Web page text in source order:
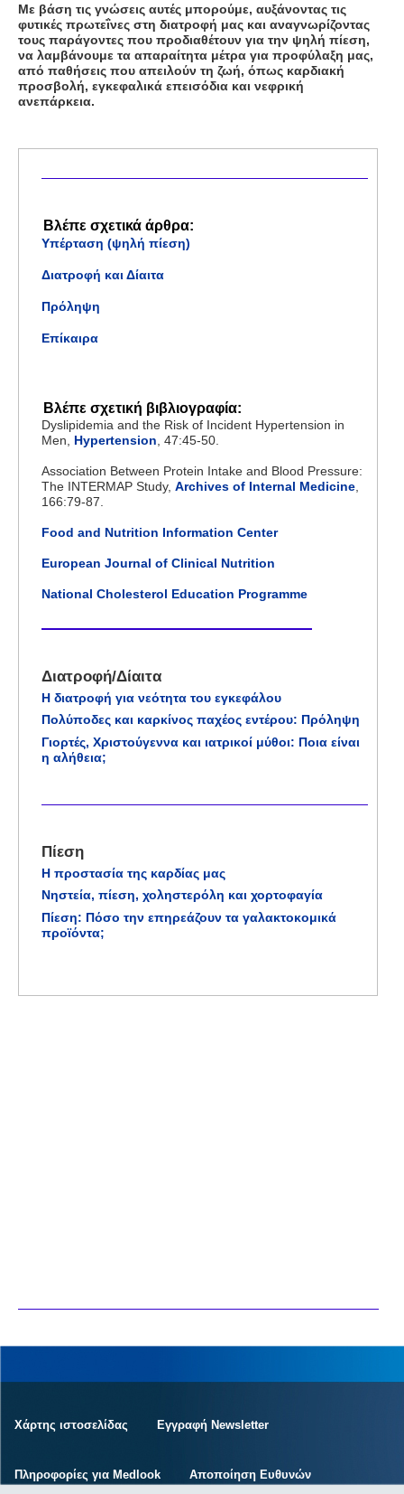
Με βάση τις γνώσεις αυτές μπορούμε, αυξάνοντας τις
φυτικές πρωτεΐνες στη διατροφή μας και αναγνωρίζοντας
τους παράγοντες που προδιαθέτουν για την ψηλή πίεση,
να λαμβάνουμε τα απαραίτητα μέτρα για προφύλαξη μας,
από παθήσεις που απειλούν τη ζωή, όπως καρδιακή
προσβολή, εγκεφαλικά επεισόδια και νεφρική
ανεπάρκεια.
Βλέπε σχετικά άρθρα:
Υπέρταση (ψηλή πίεση)
Διατροφή και Δίαιτα
Πρόληψη
Επίκαιρα
Βλέπε σχετική βιβλιογραφία:
Dyslipidemia and the Risk of Incident Hypertension in
Men, Hypertension , 47:45-50.
Association Between Protein Intake and Blood Pressure:
The INTERMAP Study, Archives of Internal Medicine
166:79-87.
Food and Nutrition Information Center
European Journal of Clinical Nutrition
National Cholesterol Education Programme
Διατροφή/Δίαιτα
Η διατροφή για νεότητα του εγκεφάλου
Πολύποδες και καρκίνος παχέος εντέρου: Πρόληψη
Γιορτές, Χριστούγεννα και ιατρικοί μύθοι: Ποια είναι
η αλήθεια;
Πίεση
Η προστασία της καρδίας μας
Νηστεία, πίεση, χοληστερόλη και χορτοφαγία
Πίεση: Πόσο την επηρεάζουν τα γαλακτοκομικά
προϊόντα;
Χάρτης ιστοσελίδας Εγγραφή Newsletter
Πληροφορίες για Medlook Αποποίηση Ευθυνών